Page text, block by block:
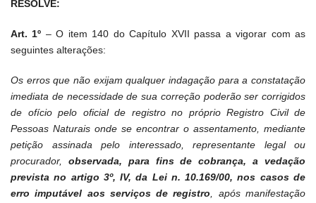
RESOLVE:
Art. 1º – O item 140 do Capítulo XVII passa a vigorar com as
seguintes alterações:
Os erros que não exijam qualquer indagação para a constatação
imediata de necessidade de sua correção poderão ser corrigidos
de ofício pelo oficial de registro no próprio Registro Civil de
Pessoas Naturais onde se encontrar o assentamento, mediante
petição assinada pelo interessado, representante legal ou
procurador, observada, para fins de cobrança, a vedação
prevista no artigo 3º, IV, da Lei n. 10.169/00, nos casos de
erro imputável aos serviços de registro , após manifestação